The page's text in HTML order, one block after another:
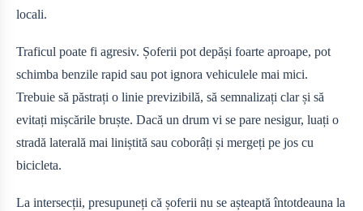
locali.
Traficul poate fi agresiv. Șoferii pot depăși foarte aproape, pot
schimba benzile rapid sau pot ignora vehiculele mai mici.
Trebuie să păstrați o linie previzibilă, să semnalizați clar și să
evitați mișcările bruște. Dacă un drum vi se pare nesigur, luați o
stradă laterală mai liniștită sau coborâți și mergeți pe jos cu
bicicleta.
La intersecții, presupuneți că șoferii nu se așteaptă întotdeauna la